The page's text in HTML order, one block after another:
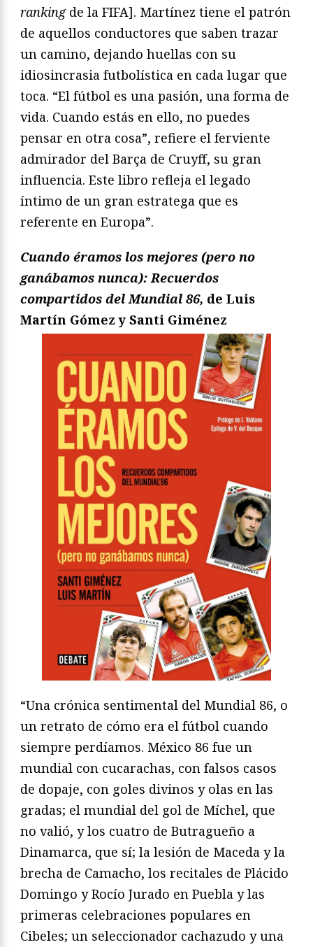
rankingde la FIFA]. Martínez tiene el patrón
de aquellos conductores que saben trazar
un camino, dejando huellas con su
idiosincrasia futbolística en cada lugar que
toca. “El fútbol es una pasión, una forma de
vida. Cuando estás en ello, no puedes
pensar en otra cosa”, refiere el ferviente
admirador del Barça de Cruyff, su gran
influencia. Este libro refleja el legado
íntimo de un gran estratega que es
referente en Europa”.
Cuando éramos los mejores (pero no
ganábamos nunca): Recuerdos
compartidos del Mundial 86, de Luis
Martín Gómez y Santi Giménez
“Una crónica sentimental del Mundial 86, o
un retrato de cómo era el fútbol cuando
siempre perdíamos. México 86 fue un
mundial con cucarachas, con falsos casos
de dopaje, con goles divinos y olas en las
gradas; el mundial del gol de Míchel, que
no valió, y los cuatro de Butragueño a
Dinamarca, que sí; la lesión de Maceda y la
brecha de Camacho, los recitales de Plácido
Domingo y Rocío Jurado en Puebla y las
primeras celebraciones populares en
Cibeles; un seleccionador cachazudo y una